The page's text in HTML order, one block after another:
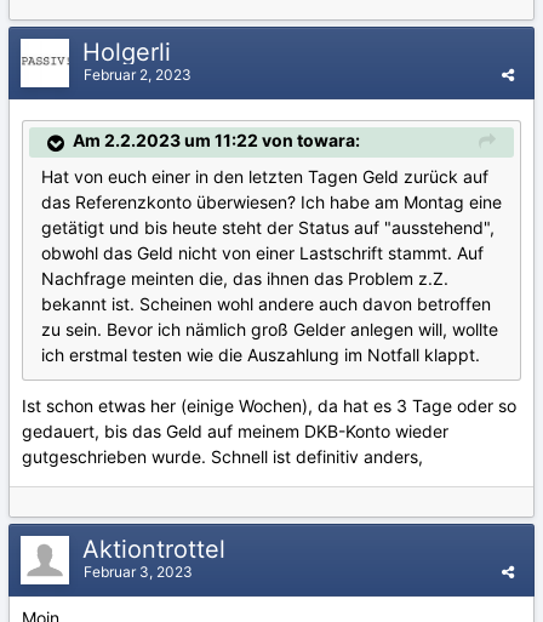
Holgerli
Februar 2, 2023
Am 2.2.2023 um 11:22 von towara:
Hat von euch einer in den letzten Tagen Geld zurück auf
das Referenzkonto überwiesen? Ich habe am Montag eine
getätigt und bis heute steht der Status auf "ausstehend",
obwohl das Geld nicht von einer Lastschrift stammt. Auf
Nachfrage meinten die, das ihnen das Problem z.Z.
bekannt ist. Scheinen wohl andere auch davon betroffen
zu sein. Bevor ich nämlich groß Gelder anlegen will, wollte
ich erstmal testen wie die Auszahlung im Notfall klappt.
Ist schon etwas her (einige Wochen), da hat es 3 Tage oder so
gedauert, bis das Geld auf meinem DKB-Konto wieder
gutgeschrieben wurde. Schnell ist definitiv anders,
Aktiontrottel
Februar 3, 2023